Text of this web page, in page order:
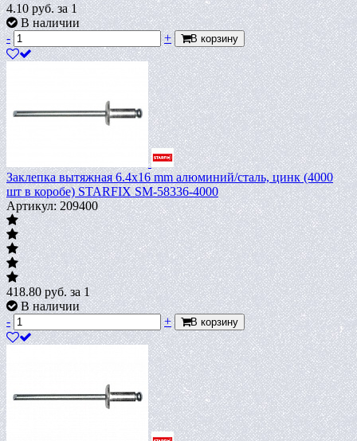
4.10руб.за 1
В наличии
-
+ В корзину
Заклепка вытяжная 6.4х16 mm алюминий/сталь, цинк (4000
шт в коробе) STARFIX SM-58336-4000
Артикул: 209400
418.80руб.за 1
В наличии
-
+ В корзину